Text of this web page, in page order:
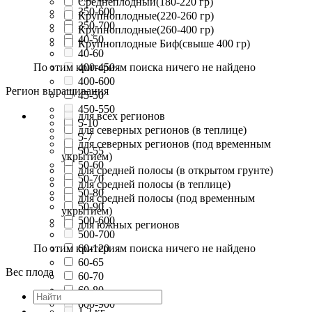
350-600
350-700
40-50
40-60
400-450
400-600
45-50
450-550
5-10
5-7
50-55
50-60
50-70
50-80
50-90
500-600
500-700
60-120
60-65
60-70
60-80
600-900
Крупноплодные(220-260 гр)
Крупноплодные(260-400 гр)
Крупноплодные Биф(свыше 400 гр)
По этим критериям поиска ничего не найдено
Регион выращивания
для всех регионов
для северных регионов (в теплице)
для северных регионов (под временным
укрытием)
для средней полосы (в открытом грунте)
для средней полосы (в теплице)
для средней полосы (под временным
укрытием)
для южных регионов
По этим критериям поиска ничего не найдено
Вес плода